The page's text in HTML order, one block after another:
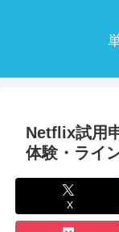
Netflix試用
体験・ライ
X